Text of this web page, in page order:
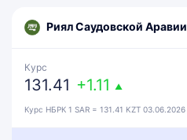
Риял Саудовской Аравии
Курс
131.41 +1.11 ▲
Курс НБРК 1 SAR = 131.41 KZT 03.06.2026